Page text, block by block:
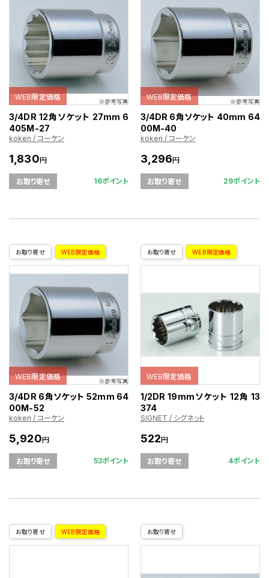
WEB限定価格
3/4DR 12角ソケット 27mm 6
405M-27
koken / コーケン
1,830円
お取り寄せ 16ポイント
WEB限定価格
3/4DR 6角ソケット 40mm 64
00M-40
koken / コーケン
3,296円
お取り寄せ 29ポイント
お取り寄せ WEB限定価格
WEB限定価格
3/4DR 6角ソケット 52mm 64
00M-52
koken / コーケン
5,920円
お取り寄せ 53ポイント
お取り寄せ WEB限定価格
WEB限定価格
1/2DR 19mmソケット 12角 13
374
SIGNET / シグネット
522円
お取り寄せ 4ポイント
お取り寄せ WEB限定価格 お取り寄せ